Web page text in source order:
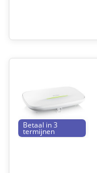
Betaal in 3
termijnen